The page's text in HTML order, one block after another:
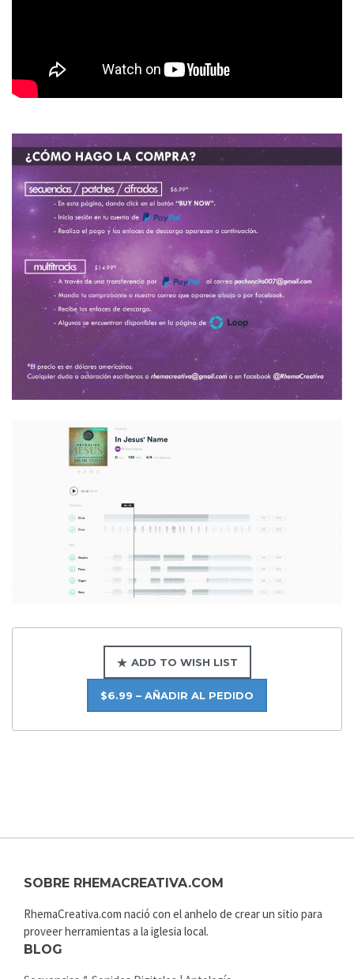
ADD TO WISH LIST
$6.99 – AÑADIR AL PEDIDO
SOBRE RHEMACREATIVA.COM
RhemaCreativa.com nació con el anhelo de crear un sitio para
proveer herramientas a la iglesia local.
BLOG